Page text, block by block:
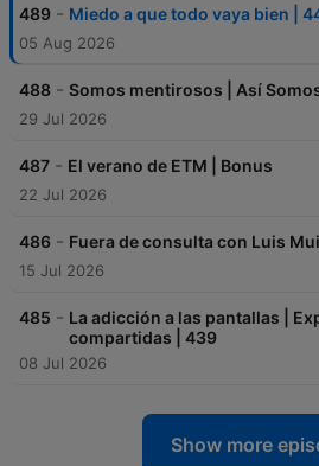
489 - Miedo a que todo vaya bien |
05 Aug 2026
488 - Somos mentirosos | Así
29 Jul 2026
487 - El verano de ETM | Bonus
22 Jul 2026
486 - Fuera de consulta con Luis
15 Jul 2026
485 - La adicción a las pantallas |
compartidas | 439
08 Jul 2026
Show more